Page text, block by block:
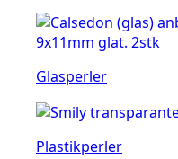
Glasperler
Plastikperler